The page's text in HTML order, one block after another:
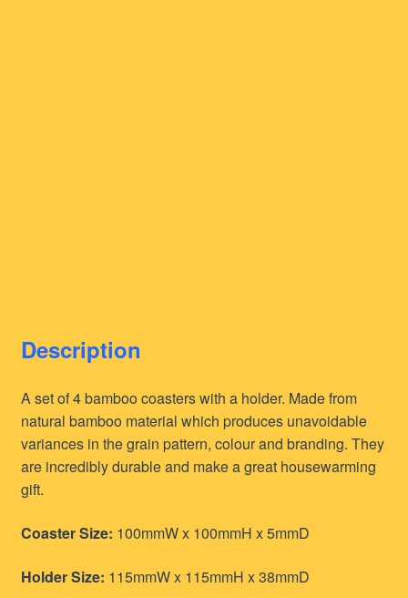
Description
A set of 4 bamboo coasters with a holder. Made from
natural bamboo material which produces unavoidable
variances in the grain pattern, colour and branding. They
are incredibly durable and make a great housewarming
gift.
Coaster Size: 100mmW x 100mmH x 5mmD
Holder Size: 115mmW x 115mmH x 38mmD